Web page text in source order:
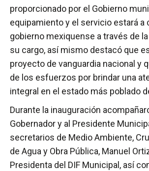
proporcionado por el Gobierno
equipamiento y el servicio estará a
gobierno mexiquense a través de
su cargo, así mismo destacó que
proyecto de vanguardia nacional y
de los esfuerzos por brindar una
integral en el estado más poblado
Durante la inauguración
Gobernador y al Presidente
secretarios de Medio Ambiente,
de Agua y Obra Pública, Manuel
Presidenta del DIF Municipal, así